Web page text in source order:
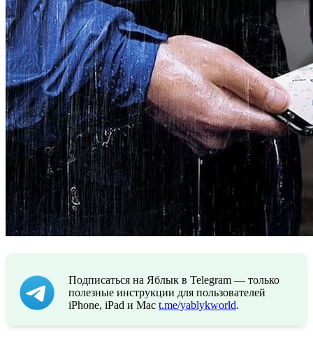
Подписаться на Яблык в Telegram — только
полезные инструкции для пользователей
iPhone, iPad и Mac t.me/yablykworld.